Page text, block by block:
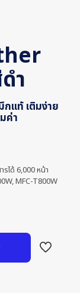
ำ
แท้ เติมง่าย
ค่า
ได้ 6,000 หน้า
MFC-T800W